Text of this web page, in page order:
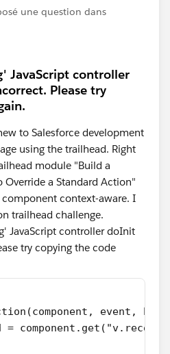
une question dans
JavaScript controller
Please try
to Salesforce development
using the trailhead. Right
module "Build a
a Standard Action"
context-aware. I
trailhead challenge.
JavaScript controller doInit
try copying the code
event,
=